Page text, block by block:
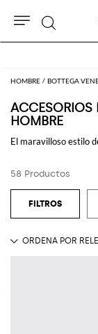
HOMBRE BOTTEGA
ACCESORIOS
HOMBRE
El maravilloso estilo
cómodamente online,
Compra los
58 Productos
Buscar